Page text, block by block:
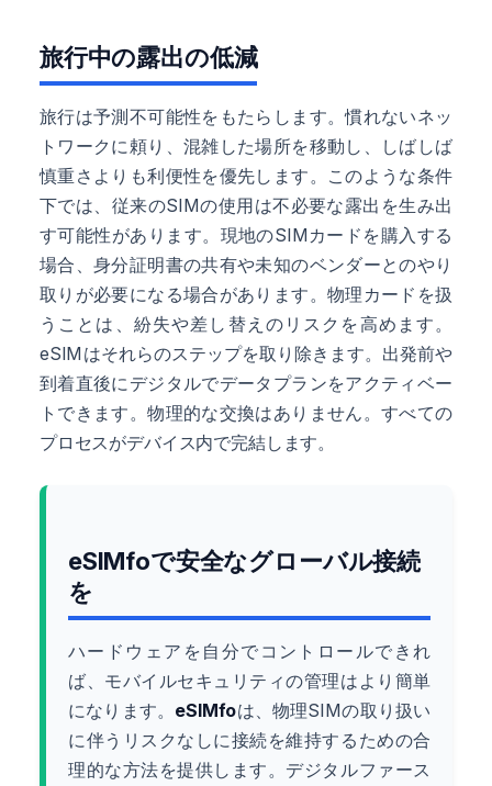
旅行中の露出の低減
旅行は予測不可能性をもたらします。慣れないネッ
トワークに頼り、混雑した場所を移動し、しばしば
慎重さよりも利便性を優先します。このような条件
下では、従来のSIMの使用は不必要な露出を生み出
す可能性があります。現地のSIMカードを購入する
場合、身分証明書の共有や未知のベンダーとのやり
取りが必要になる場合があります。物理カードを扱
うことは、紛失や差し替えのリスクを高めます。
eSIMはそれらのステップを取り除きます。出発前や
到着直後にデジタルでデータプランをアクティベー
トできます。物理的な交換はありません。すべての
プロセスがデバイス内で完結します。
eSIMfoで安全なグローバル接続
を
ハードウェアを自分でコントロールできれ
ば、モバイルセキュリティの管理はより簡単
になります。 eSIMfoは、物理SIMの取り扱い
に伴うリスクなしに接続を維持するための合
理的な方法を提供します。デジタルファース